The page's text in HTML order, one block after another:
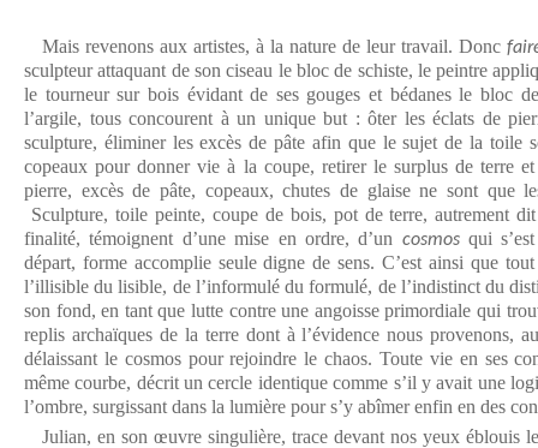
Mais revenons aux artistes, à la nature de leur travail. Donc
sculpteur attaquant de son ciseau le bloc de schiste, le peintre
le tourneur sur bois évidant de ses gouges et bédanes le bloc
l’argile, tous concourent à un unique but : ôter les éclats de
sculpture, éliminer les excès de pâte afin que le sujet de la toile
copeaux pour donner vie à la coupe, retirer le surplus de terre
pierre, excès de pâte, copeaux, chutes de glaise ne sont que
Sculpture, toile peinte, coupe de bois, pot de terre, autrement
finalité, témoignent d’une mise en ordre, d’un cosmosqui
départ, forme accomplie seule digne de sens. C’est ainsi que
l’illisible du lisible, de l’informulé du formulé, de l’indistinct du
son fond, en tant que lutte contre une angoisse primordiale qui
replis archaïques de la terre dont à l’évidence nous provenons,
délaissant le cosmos pour rejoindre le chaos. Toute vie en ses
même courbe, décrit un cercle identique comme s’il y avait une
l’ombre, surgissant dans la lumière pour s’y abîmer enfin en des
Julian, en son œuvre singulière, trace devant nos yeux éblouis